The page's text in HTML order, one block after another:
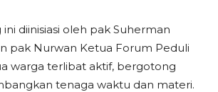
ini diinisiasi oleh pak Suherman
pak Nurwan Ketua Forum Peduli
warga terlibat aktif, bergotong
tenaga waktu dan materi.